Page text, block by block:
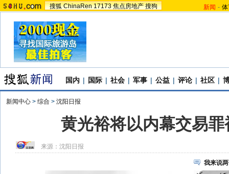
搜狐 ChinaRen 17173 焦点房地产 搜狗 新闻 -
国内 | 国际 | 社会 | 军事 | 公益 | 评论 | 社区 |
新闻中心 > 综合 > 沈阳日报
黄光裕将以内幕交易
来源： 沈阳日报
我来说